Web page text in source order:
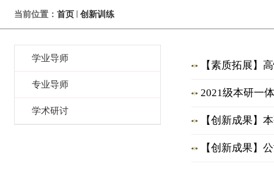
当前位置： 首页 创新训练
学业导师
专业导师
学术研讨
【素质拓展】
2021级本研一
【创新成果】
【创新成果】